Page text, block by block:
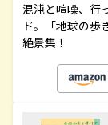
混沌と喧噪、行
ド。「地球の歩
絶景集！